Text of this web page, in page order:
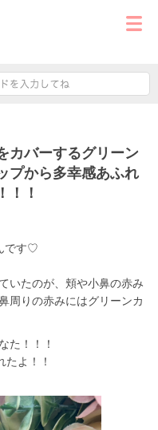
カバーするグリーン
プから多幸感あふれ
！！
です♡
いたのが、頬や小鼻の赤み
周りの赤みにはグリーンカ
た！！！
よ！！